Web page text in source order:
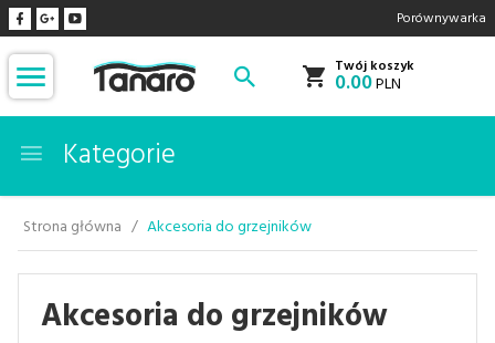
Porównywarka
Twój koszyk
0.00PLN
Kategorie
Strona główna Akcesoria do grzejników
Akcesoria do grzejników